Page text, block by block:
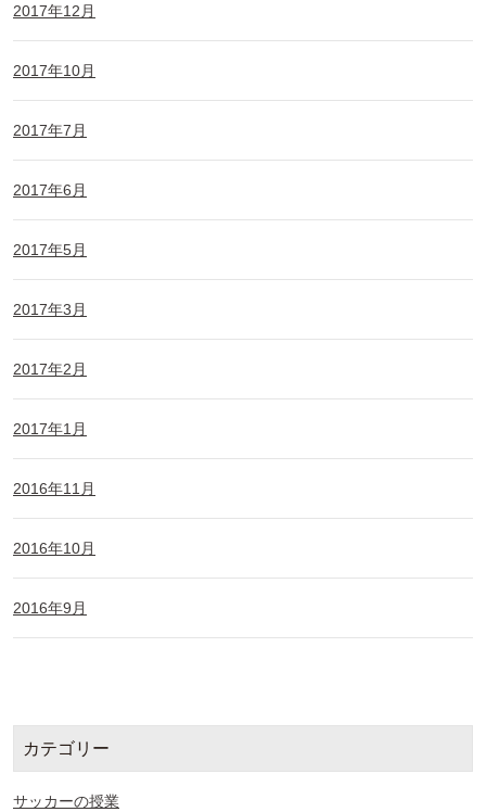
2017年12月
2017年10月
2017年7月
2017年6月
2017年5月
2017年3月
2017年2月
2017年1月
2016年11月
2016年10月
2016年9月
カテゴリー
サッカーの授業